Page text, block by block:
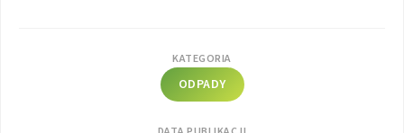
KATEGORIA
ODPADY